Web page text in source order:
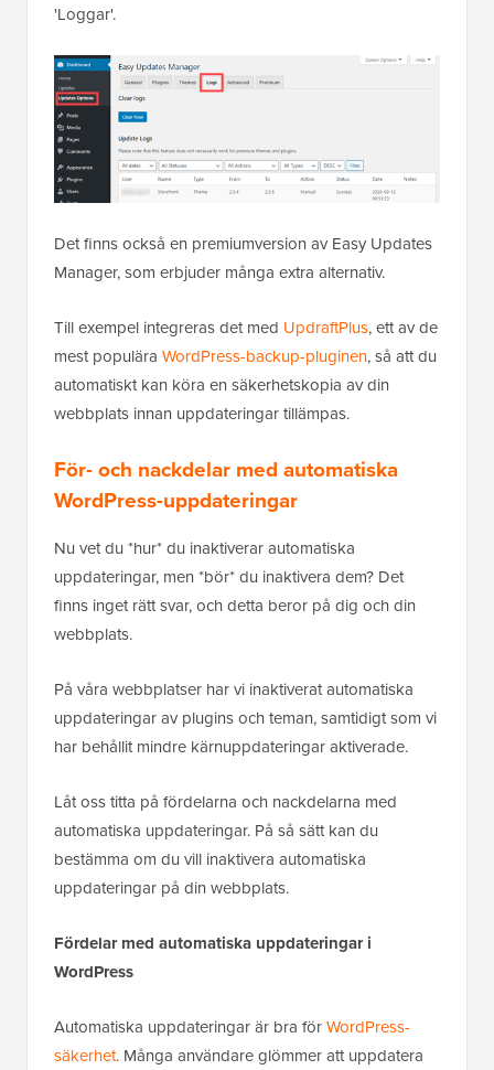
'Loggar'.
Det finns också en premiumversion av Easy Updates
Manager, som erbjuder många extra alternativ.
Till exempel integreras det med UpdraftPlus, ett av de
mest populära WordPress-backup-pluginen, så att du
automatiskt kan köra en säkerhetskopia av din
webbplats innan uppdateringar tillämpas.
För- och nackdelar med automatiska
WordPress-uppdateringar
Nu vet du *hur* du inaktiverar automatiska
uppdateringar, men *bör* du inaktivera dem? Det
finns inget rätt svar, och detta beror på dig och din
webbplats.
På våra webbplatser har vi inaktiverat automatiska
uppdateringar av plugins och teman, samtidigt som vi
har behållit mindre kärnuppdateringar aktiverade.
Låt oss titta på fördelarna och nackdelarna med
automatiska uppdateringar. På så sätt kan du
bestämma om du vill inaktivera automatiska
uppdateringar på din webbplats.
Fördelar med automatiska uppdateringar i
WordPress
Automatiska uppdateringar är bra förWordPress-
säkerhet. Många användare glömmer att uppdatera